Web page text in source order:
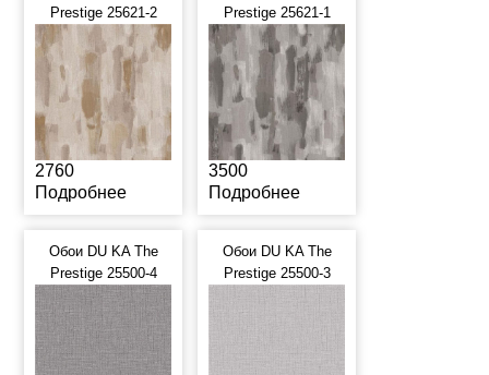
Prestige 25621-2
2760
Подробнее
Prestige 25621-1
3500
Подробнее
Обои DU KA The
Prestige 25500-4
Обои DU KA The
Prestige 25500-3